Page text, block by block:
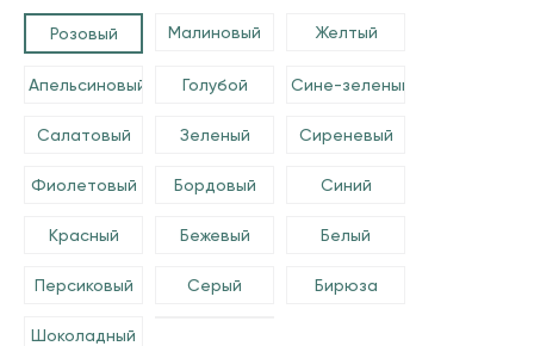
Розовый Малиновый Желтый
Апельсиновый Голубой Сине-зеленый
Салатовый Зеленый Сиреневый
Фиолетовый Бордовый Синий
Красный Бежевый Белый
Персиковый Серый Бирюза
Шоколадный